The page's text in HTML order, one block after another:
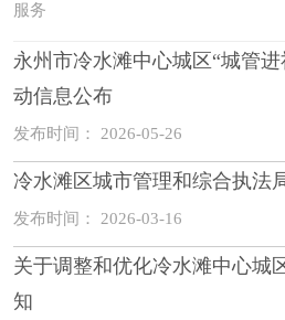
服务
永州市冷水滩中心城区“城管
动信息公布
发布时间： 2026-05-26
冷水滩区城市管理和综合执法
发布时间： 2026-03-16
关于调整和优化冷水滩中心城
知